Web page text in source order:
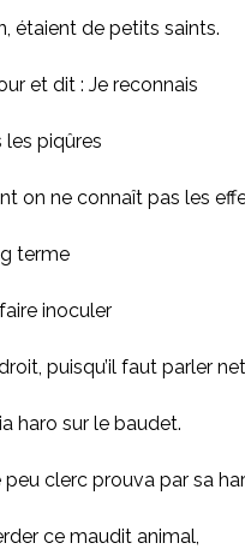
étaient de petits saints.
et dit : Je reconnais
les piqûres
on ne connaît pas les
terme
inoculer
puisqu’il faut parler net
haro sur le baudet.
clerc prouva par sa
ce maudit animal,